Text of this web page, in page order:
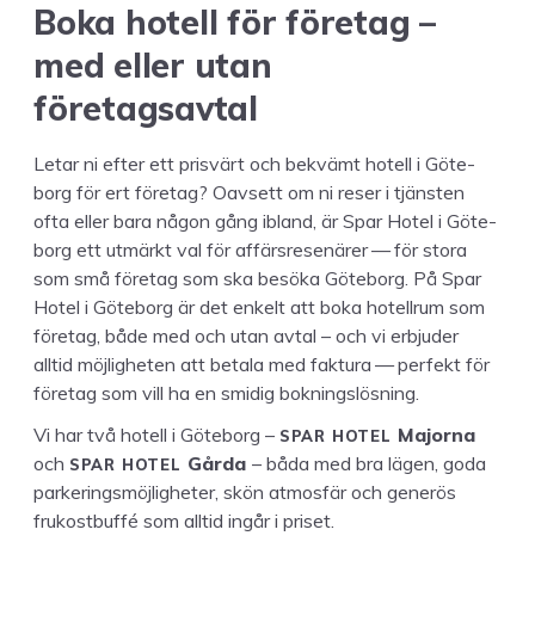
Boka hotell för före­tag –
med eller utan
företagsavtal
Letar ni efter ett prisvärt och bekvämt hotell i Göte­
borg för ert före­tag? Oavsett om ni reser i tjän­sten
ofta eller bara någon gång ibland, är Spar Hotel i Göte­
borg ett utmärkt val för affärsre­senär­er — för sto­ra
som små före­tag som ska besö­ka Göte­borg. På Spar
Hotel i Göte­borg är det enkelt att boka hotell­rum som
före­tag, både med och utan avtal – och vi erb­jud­er
alltid möj­ligheten att beta­la med fak­tu­ra — per­fekt för
före­tag som vill ha en smidig bokningslösning.
Vi har två hotell i Göte­borg – SPAR HOTEL Major­na
och SPAR HOTEL Går­da – båda med bra lägen, goda
park­er­ingsmöj­ligheter, skön atmos­fär och gen­erös
frukost­buf­fé som alltid ingår i priset.